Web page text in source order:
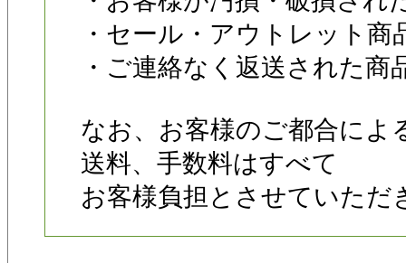
・セール・アウトレット商
・ご連絡なく返送された商
なお、お客様のご都合によ
送料、手数料はすべて
お客様負担とさせていただ